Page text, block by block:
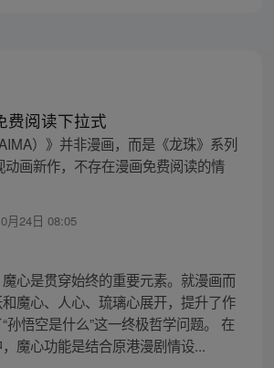
费阅读下拉式
）》并非漫画，而是《龙珠》系列
画新作，不存在漫画免费阅读的情
月24日 08:05
心是贯穿始终的重要元素。就漫画而
魔心、人心、琉璃心展开，提升了作
孙悟空是什么”这一终极哲学问题。 在
，魔心功能是结合原港漫剧情设...